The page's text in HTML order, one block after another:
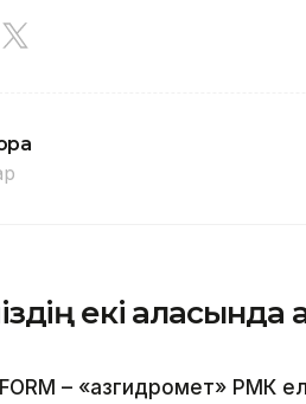
екі
– «Қазгидромет» РМК